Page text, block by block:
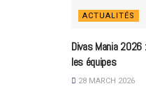
ACTUALITÉS
Divas Mania
les équipes
28 MARCH 2026